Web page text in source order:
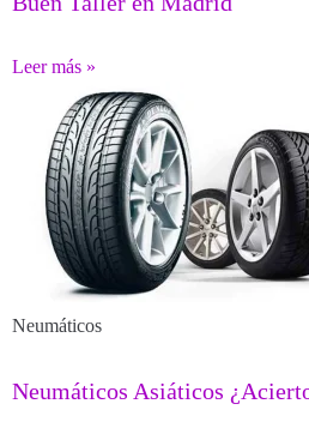
Leer más »
Neumáticos
Neumáticos Asiáticos